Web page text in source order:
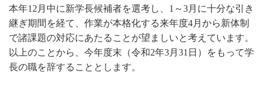
本年12月中に新学長候補者を選考し、1～3月に十分な引き
継ぎ期間を経て、作業が本格化する来年度4月から新体制
で諸課題の対応にあたることが望ましいと考えています。
以上のことから、今年度末（令和2年3月31日）をもって学
長の職を辞することとします。